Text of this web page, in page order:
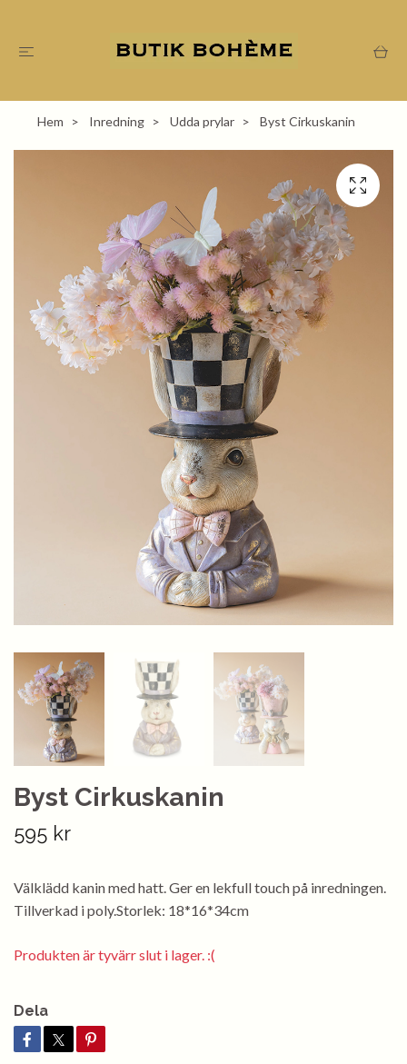
Hem Inredning Udda prylar Byst Cirkuskanin
Byst Cirkuskanin
595 kr
Välklädd kanin med hatt. Ger en lekfull touch på inredningen.
Tillverkad i poly.Storlek: 18*16*34cm
Produkten är tyvärr slut i lager. :(
Dela